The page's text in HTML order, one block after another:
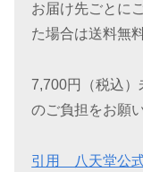
お届け先ごとに
た場合は送料無
7,700円（税込
のご負担をお願
引用 八天堂公